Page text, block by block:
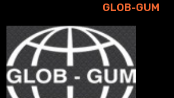
GLOB-GUM